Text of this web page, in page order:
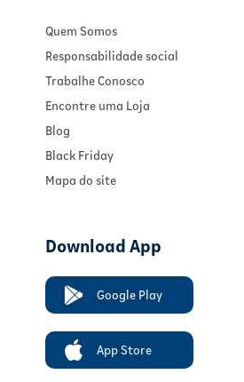
Quem Somos
Responsabilidade social
Trabalhe Conosco
Encontre uma Loja
Blog
Black Friday
Mapa do site
Download App
Google Play
App Store